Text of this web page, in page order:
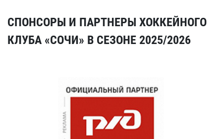
СПОНСОРЫ И ПАРТНЕРЫ ХОККЕЙНОГО
КЛУБА «СОЧИ» В СЕЗОНЕ 2025/2026